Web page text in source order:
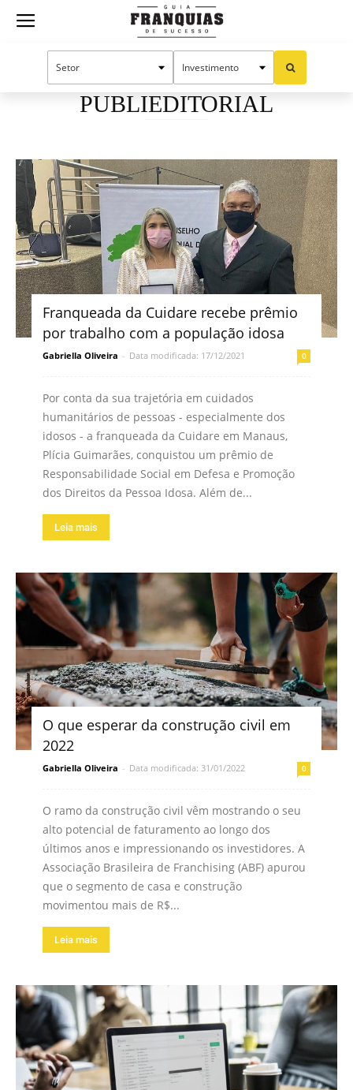
Guia
Sucesso
Publieditorial
PUBLIEDITORIAL
Franqueada da Cuidare recebe prêmio
por trabalho com a população idosa
Gabriella Oliveira - Data modificada: 17/12/2021 0
Por conta da sua trajetória em cuidados
humanitários de pessoas - especialmente dos
idosos - a franqueada da Cuidare em Manaus,
Plícia Guimarães, conquistou um prêmio de
Responsabilidade Social em Defesa e Promoção
dos Direitos da Pessoa Idosa. Além de...
Leia mais
O que esperar da construção civil em
2022
Gabriella Oliveira - Data modificada: 31/01/2022 0
O ramo da construção civil vêm mostrando o seu
alto potencial de faturamento ao longo dos
últimos anos e impressionando os investidores. A
Associação Brasileira de Franchising (ABF) apurou
que o segmento de casa e construção
movimentou mais de R$...
Leia mais